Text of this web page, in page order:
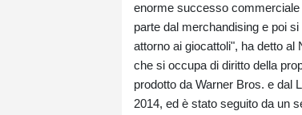
enorme successo
parte dal merchandising e poi
attorno ai giocattoli", ha detto
che si occupa di diritto della
prodotto da Warner Bros. e dal
2014, ed è stato seguito da un